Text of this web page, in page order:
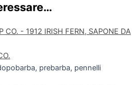
prebarba, pennelli